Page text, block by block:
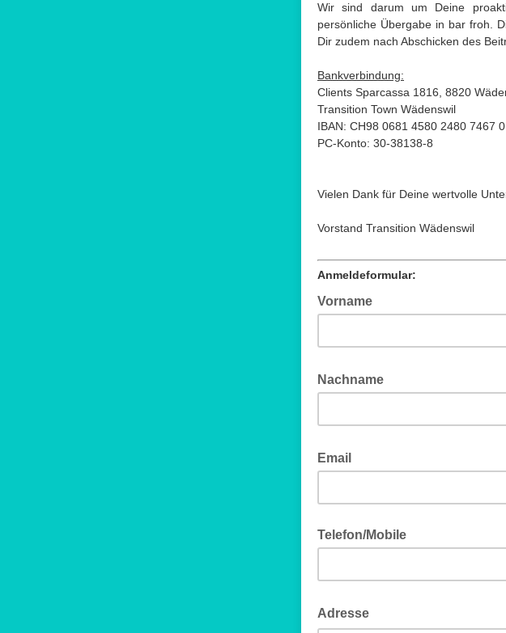
Wir sind darum um Deine
persönliche Übergabe in bar froh.
Dir zudem nach Abschicken des
Bankverbindung:
Clients Sparcassa 1816, 8820
Transition Town Wädenswil
IBAN: CH98 0681 4580 2480 7467 0
PC-Konto: 30-38138-8
Vielen Dank für Deine wertvolle
Vorstand Transition Wädenswil
Anmeldeformular:
Vorname
Nachname
Email
Telefon/Mobile
Adresse